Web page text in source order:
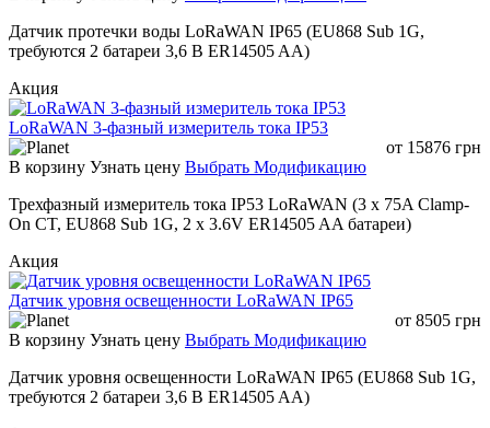
Датчик протечки воды LoRaWAN IP65 (EU868 Sub 1G,
требуются 2 батареи 3,6 В ER14505 AA)
Акция
LoRaWAN 3-фазный измеритель тока IP53
от 15876 грн
В корзину Узнать цену Выбрать Модификацию
Трехфазный измеритель тока IP53 LoRaWAN (3 x 75A Clamp-
On CT, EU868 Sub 1G, 2 x 3.6V ER14505 AA батареи)
Акция
Датчик уровня освещенности LoRaWAN IP65
от 8505 грн
В корзину Узнать цену Выбрать Модификацию
Датчик уровня освещенности LoRaWAN IP65 (EU868 Sub 1G,
требуются 2 батареи 3,6 В ER14505 AA)